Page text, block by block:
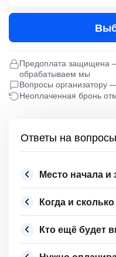
Предоплата защищена
обрабатываем мы
Вопросы организатору
Неоплаченная бронь
Ответы на вопросы
Место начала и
Когда и
Кто ещё будет